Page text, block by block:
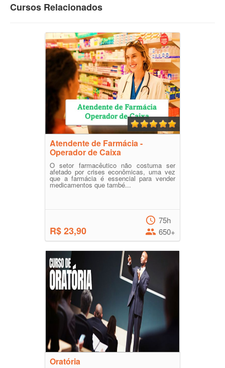
Cursos Relacionados
Atendente de Farmácia -
Operador de Caixa
O setor farmacêutico não costuma ser
afetado por crises econômicas, uma vez
que a farmácia é essencial para vender
medicamentos que també...
R$ 23,90
75h
650+
Oratória